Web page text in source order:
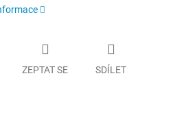
ZEPTAT SE SDÍLET